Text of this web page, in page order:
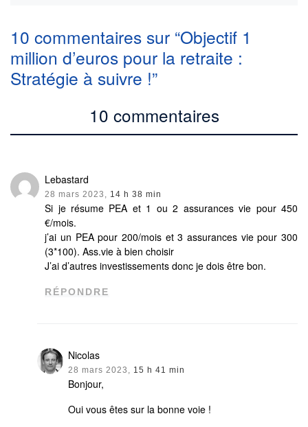
10 commentaires sur “Objectif 1
million d’euros pour la retraite :
Stratégie à suivre !”
10 commentaires
Lebastard
28 mars 2023, 14 h 38 min
Si je résume PEA et 1 ou 2 assurances vie pour 450
€/mois.
j’ai un PEA pour 200/mois et 3 assurances vie pour 300
(3*100). Ass.vie à bien choisir
J’ai d’autres investissements donc je dois être bon.
RÉPONDRE
Nicolas
28 mars 2023, 15 h 41 min
Bonjour,
Oui vous êtes sur la bonne voie !